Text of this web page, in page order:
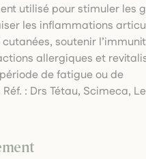
utilisé pour stimuler les
les inflammations
soutenir
allergiques et
de fatigue ou de
: Drs Tétau, Scimeca,